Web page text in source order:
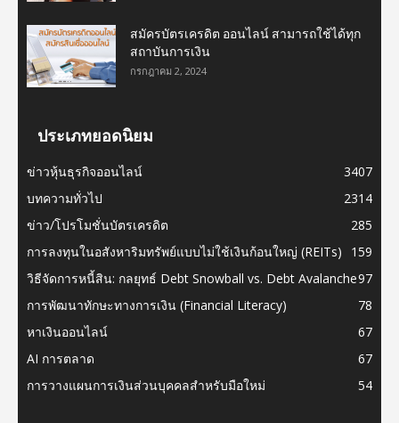
สมัครบัตรเครดิต ออนไลน์ สามารถใช้ได้ทุก
สถาบันการเงิน
กรกฎาคม 2, 2024
ประเภทยอดนิยม
ข่าวหุ้นธุรกิจออนไลน์
3407
บทความทั่วไป
2314
ข่าว/โปรโมชั่นบัตรเครดิต
285
การลงทุนในอสังหาริมทรัพย์แบบไม่ใช้เงินก้อนใหญ่ (REITs)
159
วิธีจัดการหนี้สิน: กลยุทธ์ Debt Snowball vs. Debt Avalanche97
การพัฒนาทักษะทางการเงิน (Financial Literacy)
78
หาเงินออนไลน์
67
AI การตลาด
67
การวางแผนการเงินส่วนบุคคลสำหรับมือใหม่
54